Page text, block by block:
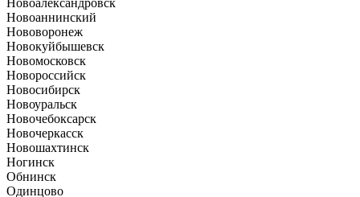
Новоалександровск
Новоаннинский
Нововоронеж
Новокуйбышевск
Новомосковск
Новороссийск
Новосибирск
Новоуральск
Новочебоксарск
Новочеркасск
Новошахтинск
Ногинск
Обнинск
Одинцово